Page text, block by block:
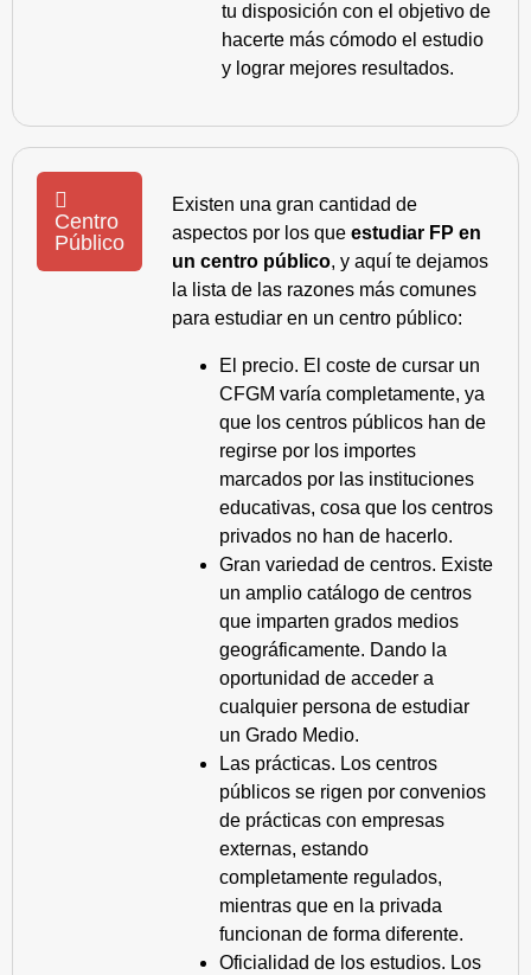
tu disposición con el objetivo de
hacerte más cómodo el estudio
y lograr mejores resultados.
Centro
Público
Existen una gran cantidad de
aspectos por los que estudiar FP en
un centro público, y aquí te dejamos
la lista de las razones más comunes
para estudiar en un centro público:
El precio. El coste de cursar un
CFGM varía completamente, ya
que los centros públicos han de
regirse por los importes
marcados por las instituciones
educativas, cosa que los centros
privados no han de hacerlo.
Gran variedad de centros. Existe
un amplio catálogo de centros
que imparten grados medios
geográficamente. Dando la
oportunidad de acceder a
cualquier persona de estudiar
un Grado Medio.
Las prácticas. Los centros
públicos se rigen por convenios
de prácticas con empresas
externas, estando
completamente regulados,
mientras que en la privada
funcionan de forma diferente.
Oficialidad de los estudios. Los